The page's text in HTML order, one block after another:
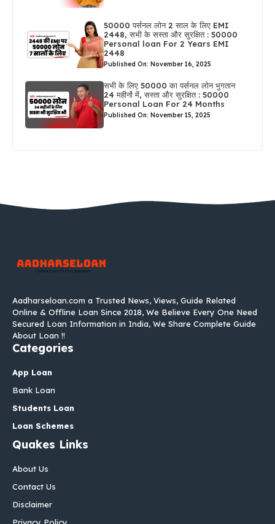
50000 पर्सनल लोन 2 साल के लिए EMI
2448, सभी के सस्ता और सुरक्षित : 50000
Personal loan For 2 Years EMI
2448
Published On: November 16, 2025
सभी के लिए 50000 का पर्सनल लोन भुगतान
24 महीनों में, सस्ता और सुरक्षित : 50000
Personal Loan For 24 Months
Published On: November 15, 2025
Aadharseloan.com a Trusted News, Views, Guide Related
Online & Offline Loan Since 2018, We Believe Every One Need
Secured Loan Information in India, We Share Complete Guide
About Loan !!
Categories
App Loan
Bank Loan
Students Loan
Loan Schemes
Quakes Links
About Us
Contact Us
Disclaimer
Privacy Policy